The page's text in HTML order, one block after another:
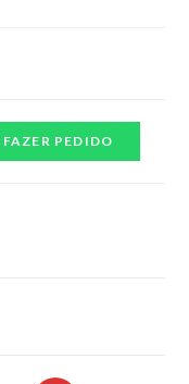
FAZER PEDIDO